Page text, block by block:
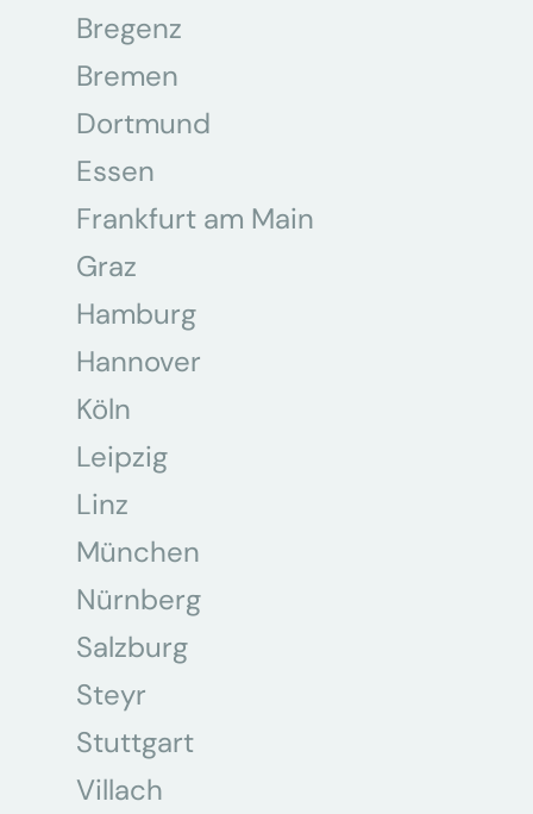
Bregenz
Bremen
Dortmund
Essen
Frankfurt am Main
Graz
Hamburg
Hannover
Köln
Leipzig
Linz
München
Nürnberg
Salzburg
Steyr
Stuttgart
Villach